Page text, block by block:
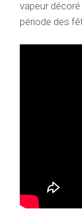
vapeur
période des